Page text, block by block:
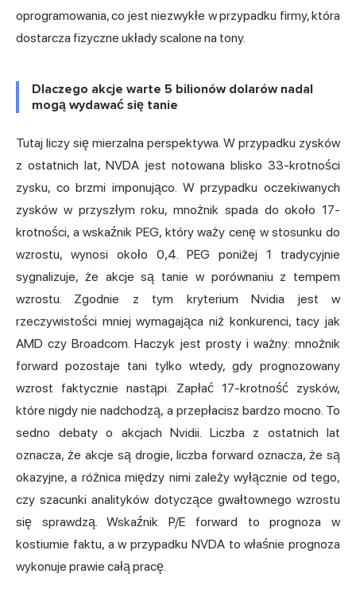
oprogramowania, co jest niezwykłe w przypadku firmy, która
dostarcza fizyczne układy scalone na tony.
Dlaczego akcje warte 5 bilionów dolarów nadal
mogą wydawać się tanie
Tutaj liczy się mierzalna perspektywa. W przypadku zysków
z ostatnich lat, NVDA jest notowana blisko 33-krotności
zysku, co brzmi imponująco. W przypadku oczekiwanych
zysków w przyszłym roku, mnożnik spada do około 17-
krotności, a wskaźnik PEG, który waży cenę w stosunku do
wzrostu, wynosi około 0,4. PEG poniżej 1 tradycyjnie
sygnalizuje, że akcje są tanie w porównaniu z tempem
wzrostu. Zgodnie z tym kryterium Nvidia jest w
rzeczywistości mniej wymagająca niż konkurenci, tacy jak
AMD czy Broadcom. Haczyk jest prosty i ważny: mnożnik
forward pozostaje tani tylko wtedy, gdy prognozowany
wzrost faktycznie nastąpi. Zapłać 17-krotność zysków,
które nigdy nie nadchodzą, a przepłacisz bardzo mocno. To
sedno debaty o akcjach Nvidii. Liczba z ostatnich lat
oznacza, że akcje są drogie, liczba forward oznacza, że są
okazyjne, a różnica między nimi zależy wyłącznie od tego,
czy szacunki analityków dotyczące gwałtownego wzrostu
się sprawdzą. Wskaźnik P/E forward to prognoza w
kostiumie faktu, a w przypadku NVDA to właśnie prognoza
wykonuje prawie całą pracę.